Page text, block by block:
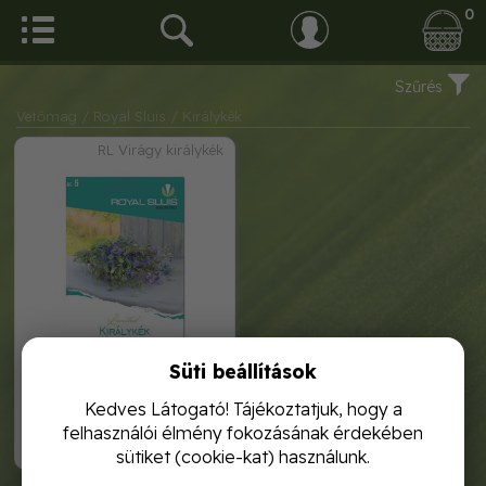
0
Szűrés
Vetőmag / Royal Sluis / Királykék
RL Virágy királykék
1 590,-
royal virág királykék 0, 75g
Süti beállítások
Kedves Látogató! Tájékoztatjuk, hogy a
felhasználói élmény fokozásának érdekében
sütiket (cookie-kat) használunk.